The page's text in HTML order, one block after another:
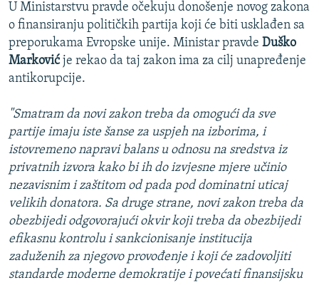
U Ministarstvu pravde očekuju donošenje novog zakona
o finansiranju političkih partija koji će biti usklađen sa
preporukama Evropske unije. Ministar pravde Duško
Markovićje rekao da taj zakon ima za cilj unapređenje
antikorupcije.
"Smatram da novi zakon treba da omogući da sve
partije imaju iste šanse za uspjeh na izborima, i
istovremeno napravi balans u odnosu na sredstva iz
privatnih izvora kako bi ih do izvjesne mjere učinio
nezavisnim i zaštitom od pada pod dominatni uticaj
velikih donatora. Sa druge strane, novi zakon treba da
obezbijedi odgovorajući okvir koji treba da obezbijedi
efikasnu kontrolu i sankcionisanje institucija
zaduženih za njegovo provođenje i koji će zadovoljiti
standarde moderne demokratije i povećati finansijsku